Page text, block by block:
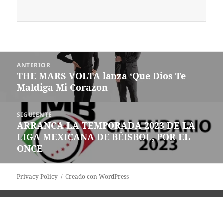
entradas
ANTERIOR
Entrada
anterior:
THE MARS VOLTA lanza ‘Que Dios Te
Maldiga Mi Corazon
SIGUIENTE
Siguiente
entrada:
ARRANCA LA TEMPORADA 2023 DE LA
LIGA MEXICANA DE BÉISBOL, POR EL
ONCE
Privacy Policy Creado con WordPress